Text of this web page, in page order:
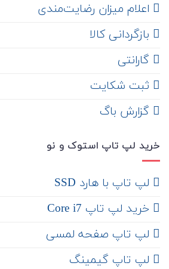
اعلام میزان رضایت‌مندی
‌ بازگردانی کالا
گارانتی
ثبت شکایت
‌ گزارش باگ
خرید لپ تاپ استوک و نو
لپ تاپ با هارد SSD
خرید لپ تاپ Core i7
لپ تاپ صفحه لمسی
لپ تاپ گیمینگ